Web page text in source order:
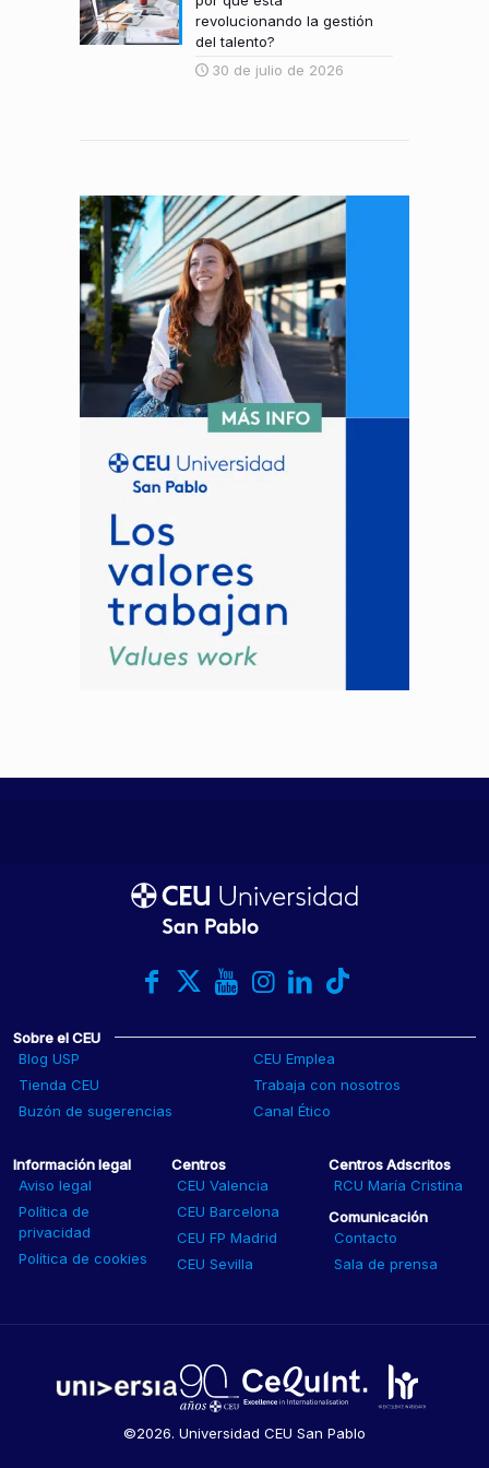
revolucionando la gestión
del talento?
30 de julio de 2026
Sobre el CEU
Blog USP
CEU Emplea
Tienda CEU
Trabaja con nosotros
Buzón de sugerencias
Canal Ético
Información legal
Aviso legal
Política de
privacidad
Política de cookies
Centros
CEU Valencia
CEU Barcelona
CEU FP Madrid
CEU Sevilla
Centros Adscritos
RCU María Cristina
Comunicación
Contacto
Sala de prensa
©2026. Universidad CEU San Pablo